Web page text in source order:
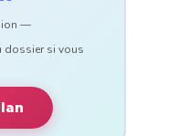
—
dossier si vous